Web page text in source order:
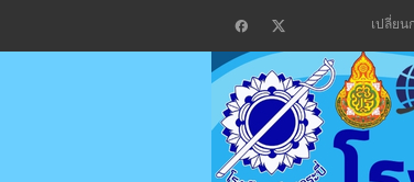
เปลี่ยน
โรงเ